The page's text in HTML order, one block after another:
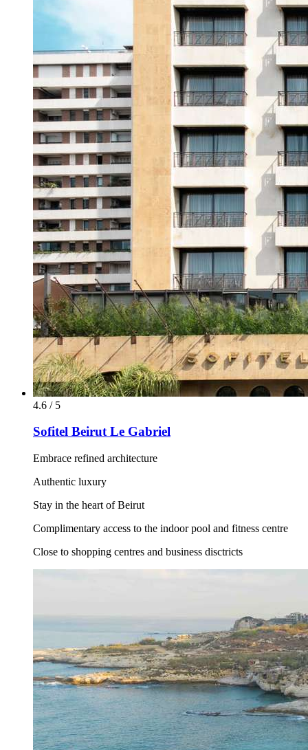
4.6 / 5
Sofitel Beirut Le Gabriel
Embrace refined architecture
Authentic luxury
Stay in the heart of Beirut
Complimentary access to the indoor pool and fitness centre
Close to shopping centres and business disctricts